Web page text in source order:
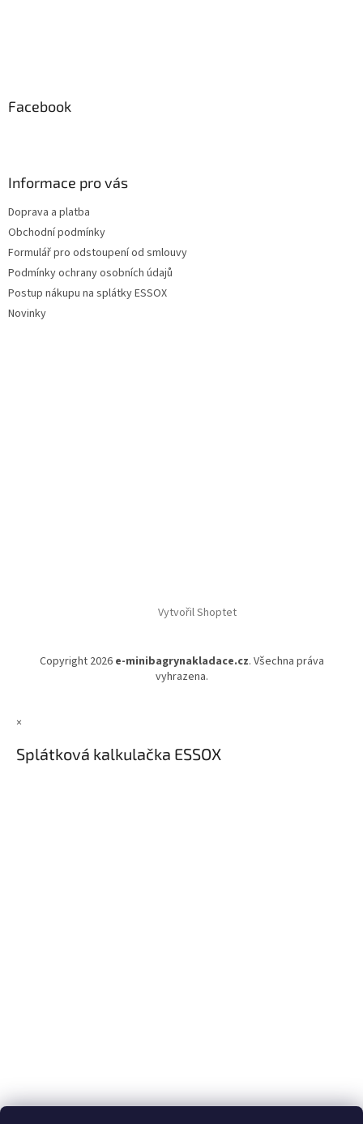
Facebook
Informace pro vás
Doprava a platba
Obchodní podmínky
Formulář pro odstoupení od smlouvy
Podmínky ochrany osobních údajů
Postup nákupu na splátky ESSOX
Novinky
Vytvořil Shoptet
Copyright 2026 e-minibagrynakladace.cz. Všechna práva
vyhrazena.
×
Splátková kalkulačka ESSOX